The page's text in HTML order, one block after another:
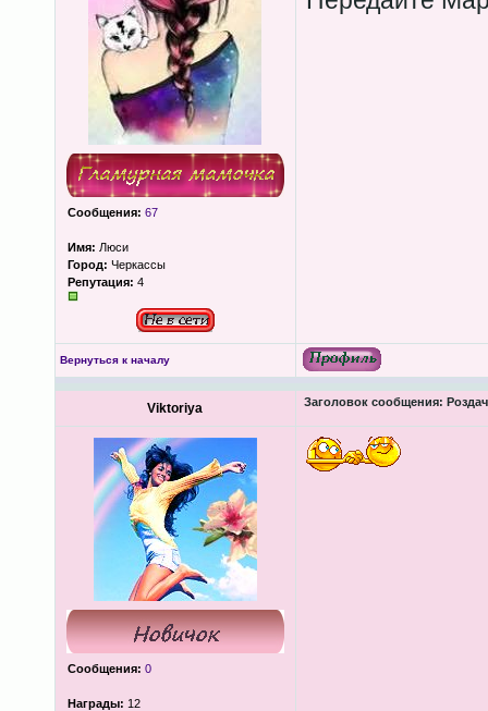
Сообщения: 67
Имя: Люси
Город: Черкассы
Репутация: 4
Вернуться к началу
Viktoriya Заголовок сообщения:
Сообщения: 0
Награды: 12